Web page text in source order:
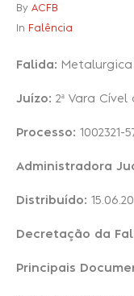
By ACFB
In Falência
Falida: Metalurgica
Juízo: 2ª Vara Cível
Processo: 1002321-
Administradora
Distribuído:
Decretação da
Principais